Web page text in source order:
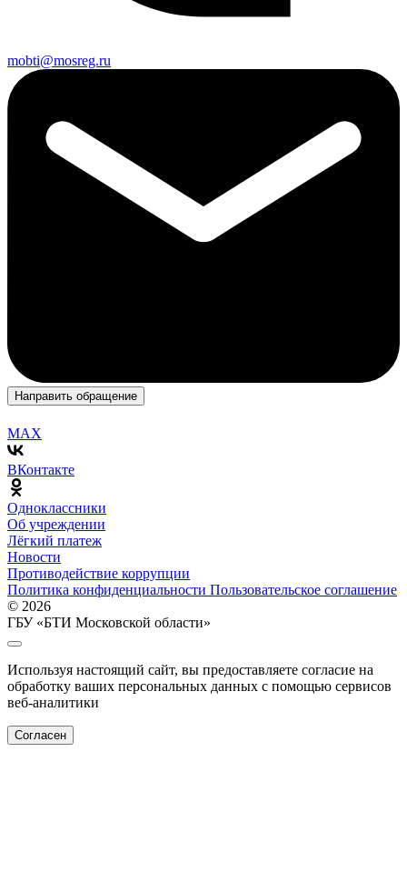
mobti@mosreg.ru
Направить обращение
MAX
ВКонтакте
Одноклассники
Об учреждении
Лёгкий платеж
Новости
Противодействие коррупции
Политика конфиденциальности Пользовательское соглашение
© 2026
ГБУ «БТИ Московской области»
Используя настоящий сайт, вы предоставляете согласие на
обработку ваших персональных данных с помощью сервисов
веб-аналитики
Согласен